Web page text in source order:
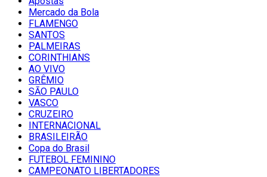
Mercado da Bola
FLAMENGO
SANTOS
PALMEIRAS
CORINTHIANS
AO VIVO
GRÊMIO
SĀO PAULO
VASCO
CRUZEIRO
INTERNACIONAL
BRASILEIRÃO
Copa do Brasil
FUTEBOL FEMININO
CAMPEONATO LIBERTADORES